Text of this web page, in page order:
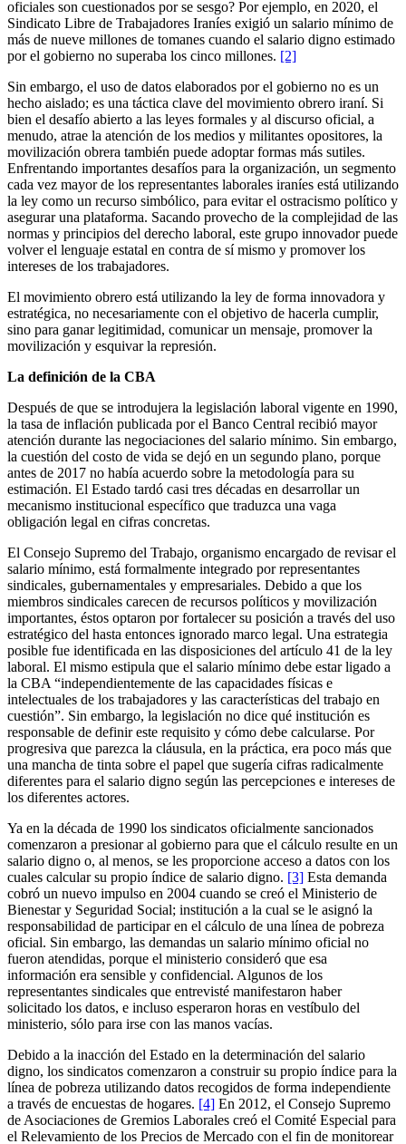
oficiales son cuestionados por se sesgo? Por ejemplo, en 2020, el
Sindicato Libre de Trabajadores Iraníes exigió un salario mínimo de
más de nueve millones de tomanes cuando el salario digno estimado
por el gobierno no superaba los cinco millones. [2]
Sin embargo, el uso de datos elaborados por el gobierno no es un
hecho aislado; es una táctica clave del movimiento obrero iraní. Si
bien el desafío abierto a las leyes formales y al discurso oficial, a
menudo, atrae la atención de los medios y militantes opositores, la
movilización obrera también puede adoptar formas más sutiles.
Enfrentando importantes desafíos para la organización, un segmento
cada vez mayor de los representantes laborales iraníes está utilizando
la ley como un recurso simbólico, para evitar el ostracismo político y
asegurar una plataforma. Sacando provecho de la complejidad de las
normas y principios del derecho laboral, este grupo innovador puede
volver el lenguaje estatal en contra de sí mismo y promover los
intereses de los trabajadores.
El movimiento obrero está utilizando la ley de forma innovadora y
estratégica, no necesariamente con el objetivo de hacerla cumplir,
sino para ganar legitimidad, comunicar un mensaje, promover la
movilización y esquivar la represión.
La definición de la CBA
Después de que se introdujera la legislación laboral vigente en 1990,
la tasa de inflación publicada por el Banco Central recibió mayor
atención durante las negociaciones del salario mínimo. Sin embargo,
la cuestión del costo de vida se dejó en un segundo plano, porque
antes de 2017 no había acuerdo sobre la metodología para su
estimación. El Estado tardó casi tres décadas en desarrollar un
mecanismo institucional específico que traduzca una vaga
obligación legal en cifras concretas.
El Consejo Supremo del Trabajo, organismo encargado de revisar el
salario mínimo, está formalmente integrado por representantes
sindicales, gubernamentales y empresariales. Debido a que los
miembros sindicales carecen de recursos políticos y movilización
importantes, éstos optaron por fortalecer su posición a través del uso
estratégico del hasta entonces ignorado marco legal. Una estrategia
posible fue identificada en las disposiciones del artículo 41 de la ley
laboral. El mismo estipula que el salario mínimo debe estar ligado a
la CBA “independientemente de las capacidades físicas e
intelectuales de los trabajadores y las características del trabajo en
cuestión”. Sin embargo, la legislación no dice qué institución es
responsable de definir este requisito y cómo debe calcularse. Por
progresiva que parezca la cláusula, en la práctica, era poco más que
una mancha de tinta sobre el papel que sugería cifras radicalmente
diferentes para el salario digno según las percepciones e intereses de
los diferentes actores.
Ya en la década de 1990 los sindicatos oficialmente sancionados
comenzaron a presionar al gobierno para que el cálculo resulte en un
salario digno o, al menos, se les proporcione acceso a datos con los
cuales calcular su propio índice de salario digno. [3] Esta demanda
cobró un nuevo impulso en 2004 cuando se creó el Ministerio de
Bienestar y Seguridad Social; institución a la cual se le asignó la
responsabilidad de participar en el cálculo de una línea de pobreza
oficial. Sin embargo, las demandas un salario mínimo oficial no
fueron atendidas, porque el ministerio consideró que esa
información era sensible y confidencial. Algunos de los
representantes sindicales que entrevisté manifestaron haber
solicitado los datos, e incluso esperaron horas en vestíbulo del
ministerio, sólo para irse con las manos vacías.
Debido a la inacción del Estado en la determinación del salario
digno, los sindicatos comenzaron a construir su propio índice para la
línea de pobreza utilizando datos recogidos de forma independiente
a través de encuestas de hogares. [4] En 2012, el Consejo Supremo
de Asociaciones de Gremios Laborales creó el Comité Especial para
el Relevamiento de los Precios de Mercado con el fin de monitorear